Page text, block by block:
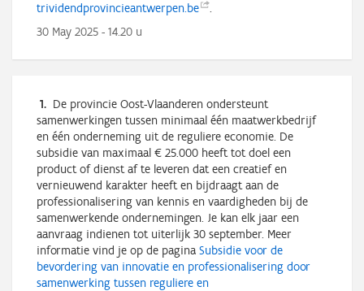
trividendprovincieantwerpen.be
.
30 May 2025 - 14.20 u
1. De provincie Oost-Vlaanderen ondersteunt
samenwerkingen tussen minimaal één maatwerkbedrijf
en één onderneming uit de reguliere economie. De
subsidie van maximaal € 25.000 heeft tot doel een
product of dienst af te leveren dat een creatief en
vernieuwend karakter heeft en bijdraagt aan de
professionalisering van kennis en vaardigheden bij de
samenwerkende ondernemingen. Je kan elk jaar een
aanvraag indienen tot uiterlijk 30 september. Meer
informatie vind je op de pagina Subsidie voor de
bevordering van innovatie en professionalisering door
samenwerking tussen reguliere en